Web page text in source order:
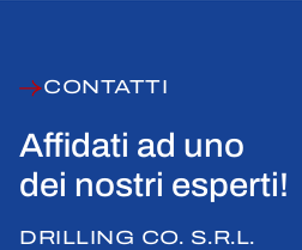
CONTATTI
Affidati ad uno
dei nostri esperti!
DRILLING CO. S.R.L.